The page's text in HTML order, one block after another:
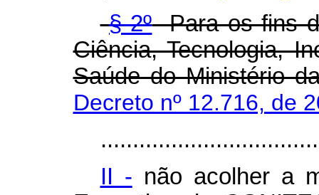
§ 2ºPara os fins
Ciência, Tecnologia,
Saúde do Ministério
Decreto nº 12.716, de
II - não acolher a